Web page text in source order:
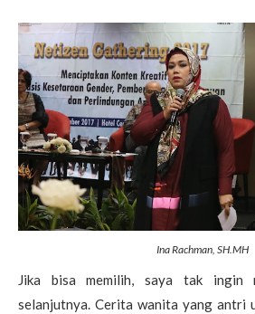
Ina Rachman, SH.MH
Jika bisa memilih, saya tak ingin
selanjutnya. Cerita wanita yang antri